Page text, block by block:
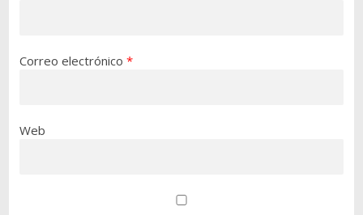
Correo electrónico *
Web